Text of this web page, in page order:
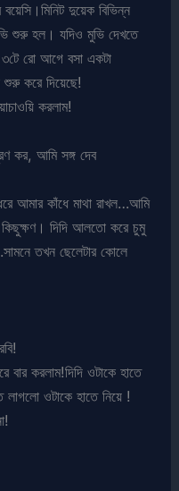
দুয়েক বিভিন্ন
শুরু হল। যদিও মুভি দেখতে
রো আগে বসা একটা
করে দিয়েছে!
করলাম!
কর, আমি সঙ্গ দেব
আমার কাঁধে মাথা রাখল…আমি
দিদি আলতো করে চুমু
তখন ছেলেটার কোলে
বার করলাম!দিদি ওটাকে হাতে
ওটাকে হাতে নিয়ে !